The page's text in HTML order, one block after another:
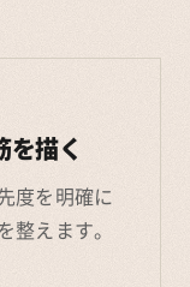
描く
度を明確に
整えます。